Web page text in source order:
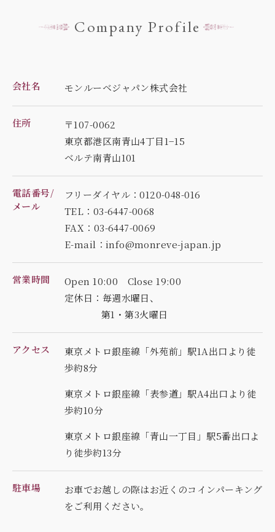
Company Profile
会社名 モンルーベジャパン株式会社
住所
〒107-0062
東京都港区南青山4丁目1−15
ベルテ南青山101
電話番号/
メール
フリーダイヤル：0120-048-016
TEL：03-6447-0068
FAX：03-6447-0069
E-mail：info@monreve-japan.jp
営業時間
Open 10:00 Close 19:00
定休日：毎週水曜日、
第1・第3火曜日
アクセス
東京メトロ銀座線「外苑前」駅1A出口より徒
歩約8分
東京メトロ銀座線「表参道」駅A4出口より徒
歩約10分
東京メトロ銀座線「青山一丁目」駅5番出口よ
り徒歩約13分
駐車場
お車でお越しの際はお近くのコインパーキング
をご利用ください。